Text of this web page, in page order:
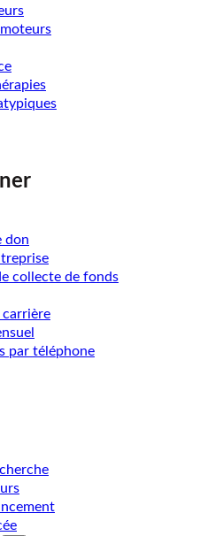
submenu
don
collecte de fonds
par téléphone